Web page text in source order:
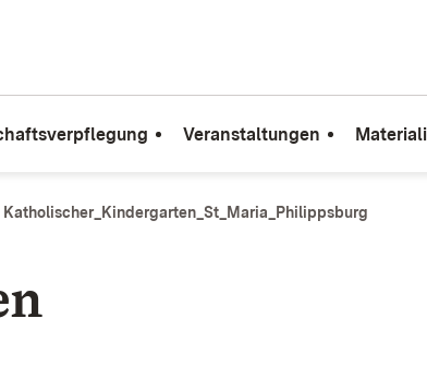
Veranstaltungen
Katholischer_Kindergarten_St_Maria_Philippsburg